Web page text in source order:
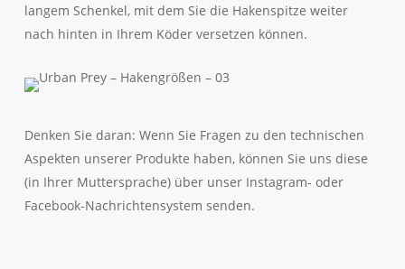
langem Schenkel, mit dem Sie die Hakenspitze weiter
nach hinten in Ihrem Köder versetzen können.
Denken Sie daran: Wenn Sie Fragen zu den technischen
Aspekten unserer Produkte haben, können Sie uns diese
(in Ihrer Muttersprache) über unser Instagram- oder
Facebook-Nachrichtensystem senden.